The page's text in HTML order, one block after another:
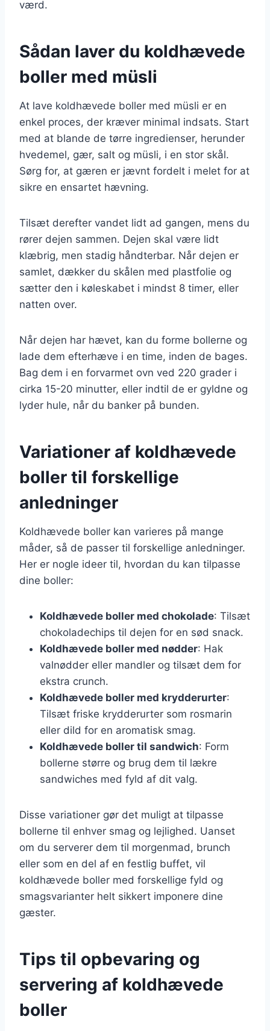
værd.
Sådan laver du koldhævede
boller med müsli
At lave koldhævede boller med müsli er en
enkel proces, der kræver minimal indsats. Start
med at blande de tørre ingredienser, herunder
hvedemel, gær, salt og müsli, i en stor skål.
Sørg for, at gæren er jævnt fordelt i melet for at
sikre en ensartet hævning.
Tilsæt derefter vandet lidt ad gangen, mens du
rører dejen sammen. Dejen skal være lidt
klæbrig, men stadig håndterbar. Når dejen er
samlet, dækker du skålen med plastfolie og
sætter den i køleskabet i mindst 8 timer, eller
natten over.
Når dejen har hævet, kan du forme bollerne og
lade dem efterhæve i en time, inden de bages.
Bag dem i en forvarmet ovn ved 220 grader i
cirka 15-20 minutter, eller indtil de er gyldne og
lyder hule, når du banker på bunden.
Variationer af koldhævede
boller til forskellige
anledninger
Koldhævede boller kan varieres på mange
måder, så de passer til forskellige anledninger.
Her er nogle ideer til, hvordan du kan tilpasse
dine boller:
Koldhævede boller med chokolade: Tilsæt
chokoladechips til dejen for en sød snack.
Koldhævede boller med nødder: Hak
valnødder eller mandler og tilsæt dem for
ekstra crunch.
Koldhævede boller med krydderurter:
Tilsæt friske krydderurter som rosmarin
eller dild for en aromatisk smag.
Koldhævede boller til sandwich: Form
bollerne større og brug dem til lækre
sandwiches med fyld af dit valg.
Disse variationer gør det muligt at tilpasse
bollerne til enhver smag og lejlighed. Uanset
om du serverer dem til morgenmad, brunch
eller som en del af en festlig buffet, vil
koldhævede boller med forskellige fyld og
smagsvarianter helt sikkert imponere dine
gæster.
Tips til opbevaring og
servering af koldhævede
boller